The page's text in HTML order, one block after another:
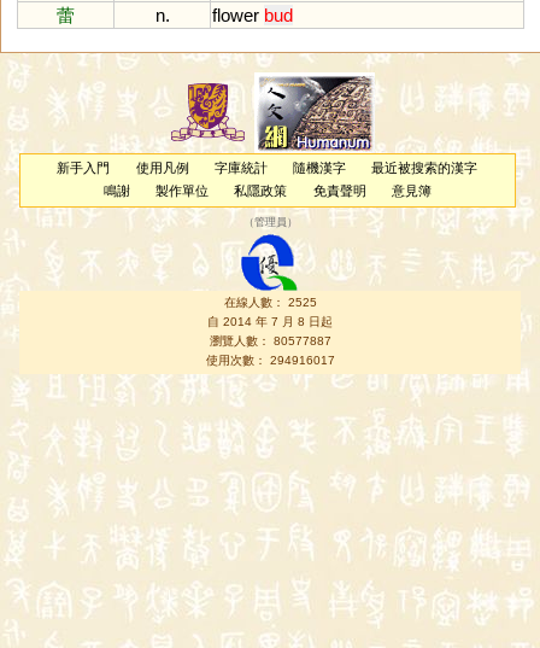
蕾
n. flower bud
新手入門 使用凡例 字庫統計 隨機漢字
最近被搜索的漢字
鳴謝
製作單位 私隱政策 免責聲明 意見簿
（管理員 ）
在線人數： 2525
自 2014 年 7 月 8 日起
瀏覽人數： 80577887
使用次數： 294916017